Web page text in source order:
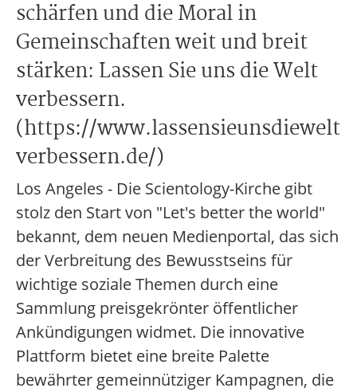
schärfen und die Moral in
Gemeinschaften weit und breit
stärken: Lassen Sie uns die Welt
verbessern.
(https://www.lassensieunsdiewelt
verbessern.de/)
Los Angeles - Die Scientology-Kirche gibt
stolz den Start von "Let's better the world"
bekannt, dem neuen Medienportal, das sich
der Verbreitung des Bewusstseins für
wichtige soziale Themen durch eine
Sammlung preisgekrönter öffentlicher
Ankündigungen widmet. Die innovative
Plattform bietet eine breite Palette
bewährter gemeinnütziger Kampagnen, die